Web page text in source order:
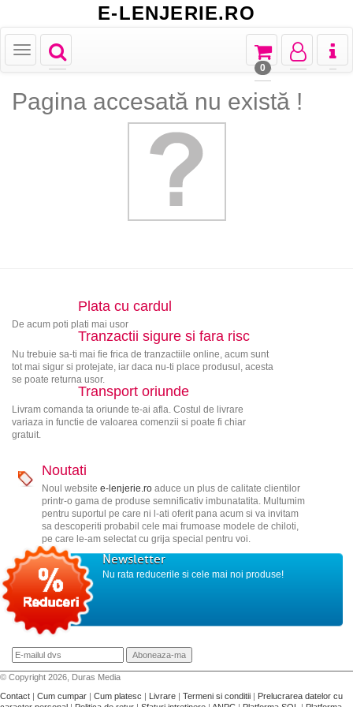
E-LENJERIE.RO
Toggle
navigation
Toggle
Toggle
navigation
Toggle
navigation
Toggle
navigation
0
Pagina accesată nu există !
Plata cu cardul
De acum poti plati mai usor
Tranzactii sigure si fara risc
Nu trebuie sa-ti mai fie frica de tranzactiile online, acum sunt
tot mai sigur si protejate, iar daca nu-ti place produsul, acesta
se poate returna usor.
Transport oriunde
Livram comanda ta oriunde te-ai afla. Costul de livrare
variaza in functie de valoarea comenzii si poate fi chiar
gratuit.
Noutati
Noul website e-lenjerie.roaduce un plus de calitate clientilor
printr-o gama de produse semnificativ imbunatatita. Multumim
pentru suportul pe care ni l-ati oferit pana acum si va invitam
sa descoperiti probabil cele mai frumoase modele de chiloti,
pe care le-am selectat cu grija special pentru voi.
Newsletter
Nu rata reducerile si cele mai noi produse!
© Copyright 2026, Duras Media
Contact | Cum cumpar | Cum platesc | Livrare | Termeni si conditii | Prelucrarea datelor cu